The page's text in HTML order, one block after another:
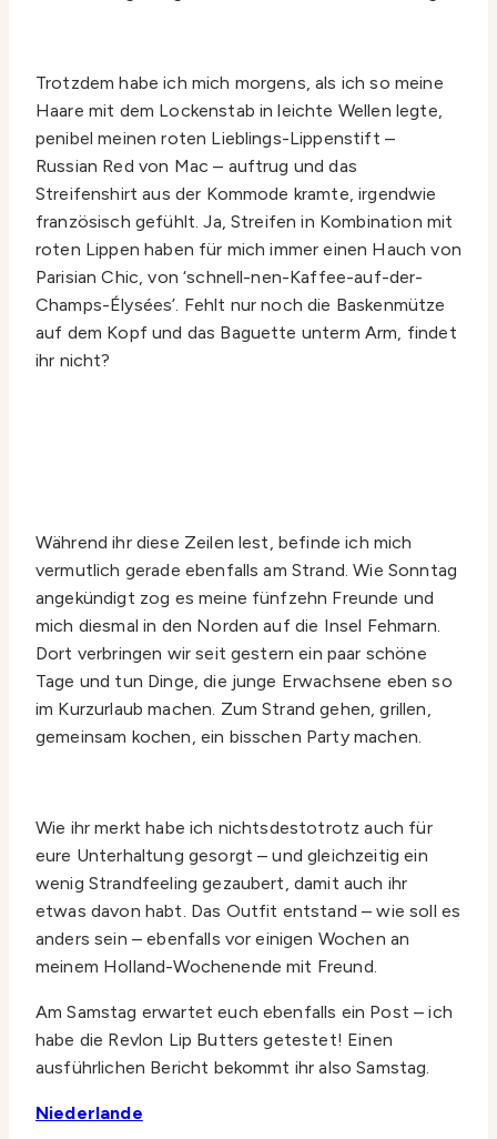
Trotzdem habe ich mich morgens, als ich so meine
Haare mit dem Lockenstab in leichte Wellen legte,
penibel meinen roten Lieblings-Lippenstift –
Russian Red von Mac – auftrug und das
Streifenshirt aus der Kommode kramte, irgendwie
französisch gefühlt. Ja, Streifen in Kombination mit
roten Lippen haben für mich immer einen Hauch von
Parisian Chic, von ‘schnell-nen-Kaffee-auf-der-
Champs-Élysées’. Fehlt nur noch die Baskenmütze
auf dem Kopf und das Baguette unterm Arm, findet
ihr nicht?
Während ihr diese Zeilen lest, befinde ich mich
vermutlich gerade ebenfalls am Strand. Wie Sonntag
angekündigt zog es meine fünfzehn Freunde und
mich diesmal in den Norden auf die Insel Fehmarn.
Dort verbringen wir seit gestern ein paar schöne
Tage und tun Dinge, die junge Erwachsene eben so
im Kurzurlaub machen. Zum Strand gehen, grillen,
gemeinsam kochen, ein bisschen Party machen.
Wie ihr merkt habe ich nichtsdestotrotz auch für
eure Unterhaltung gesorgt – und gleichzeitig ein
wenig Strandfeeling gezaubert, damit auch ihr
etwas davon habt. Das Outfit entstand – wie soll es
anders sein – ebenfalls vor einigen Wochen an
meinem Holland-Wochenende mit Freund.
Am Samstag erwartet euch ebenfalls ein Post – ich
habe die Revlon Lip Butters getestet! Einen
ausführlichen Bericht bekommt ihr also Samstag.
Niederlande